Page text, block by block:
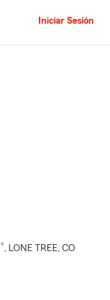
Iniciar Sesión
®, LONE TREE, CO